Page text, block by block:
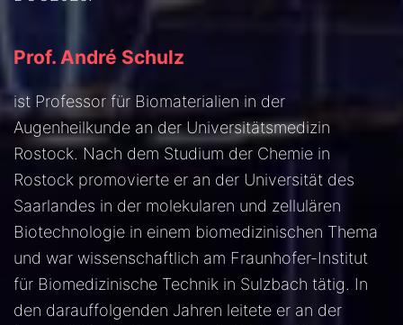
Prof. André Schulz
ist Professor für Biomaterialien in der
Augenheilkunde an der Universitätsmedizin
Rostock. Nach dem Studium der Chemie in
Rostock promovierte er an der Universität des
Saarlandes in der molekularen und zellulären
Biotechnologie in einem biomedizinischen Thema
und war wissenschaftlich am Fraunhofer-Institut
für Biomedizinische Technik in Sulzbach tätig. In
den darauffolgenden Jahren leitete er an der